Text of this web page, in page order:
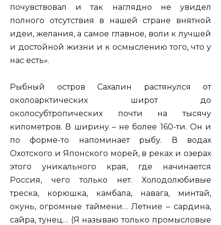
почувствовал и так наглядно не увидел
полного отсутствия в нашей стране внятной
идеи, желания, а самое главное, воли к лучшей
и достойной жизни и к осмыслению того, что у
нас есть».
Рыбный остров Сахалин растянулся от
околоарктических широт до
околосубтропических почти на тысячу
километров. В ширину – не более 160-ти. Он и
по форме-то напоминает рыбу. В водах
Охотского и Японского морей, в реках и озерах
этого уникального края, где начинается
Россия, чего только нет. Холодолюбивые
треска, корюшка, камбала, навага, минтай,
окунь, огромные таймени… Летние – сардина,
сайра, тунец… (Я называю только промысловые